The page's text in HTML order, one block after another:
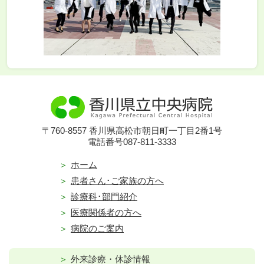
〒760-8557 香川県高松市朝日町一丁目2番1号
電話番号087-811-3333
ホーム
患者さん･ご家族の方へ
診療科･部門紹介
医療関係者の方へ
病院のご案内
外来診療・休診情報